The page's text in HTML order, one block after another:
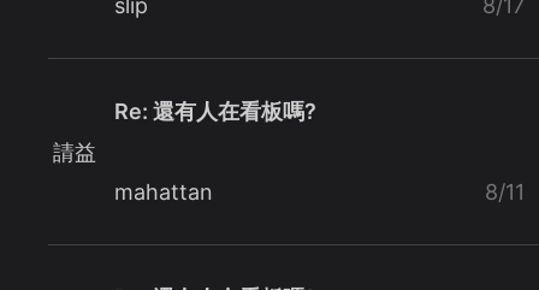
slip 8/17
請益
Re: 還有人在看板嗎?
mahattan 8/11